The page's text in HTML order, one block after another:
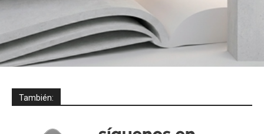
También: